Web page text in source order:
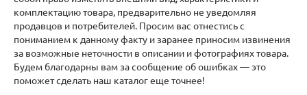
комплектацию товара, предварительно не уведомляя
продавцов и потребителей. Просим вас отнестись с
пониманием к данному факту и заранее приносим извинения
за возможные неточности в описании и фотографиях товара.
Будем благодарны вам за сообщение об ошибках — это
поможет сделать наш каталог еще точнее!